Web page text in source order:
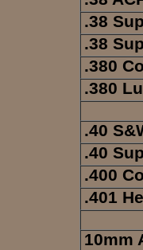
.38
.38
.380
.380
.40
.40
.400
.401
10mm